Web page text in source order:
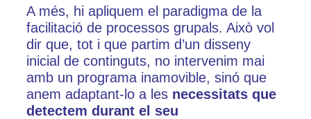
A més, hi apliquem el paradigma de la
facilitació de processos grupals. Això vol
dir que, tot i que partim d’un disseny
inicial de continguts, no intervenim mai
amb un programa inamovible, sinó que
anem adaptant-lo a les necessitats que
detectem durant el seu